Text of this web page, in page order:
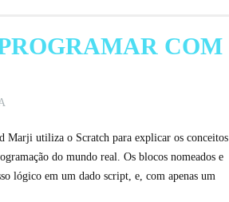
COM
Marji utiliza o Scratch para explicar os conceitos
do mundo real. Os blocos nomeados e
lógico em um dado script, e, com apenas um